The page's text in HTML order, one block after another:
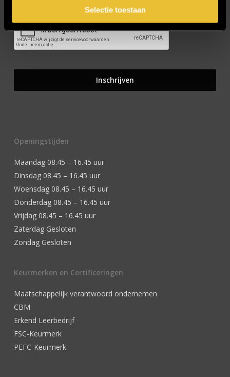
Selectie toestaan
Openingstijden
Maandag 08.45 – 16.45 uur
Dinsdag 08.45 – 16.45 uur
Woensdag 08.45 – 16.45 uur
Donderdag 08.45 – 16.45 uur
Vrijdag 08.45 – 16.45 uur
Zaterdag Gesloten
Zondag Gesloten
Keurmerken en Certificeringen
Maatschappelijk verantwoord ondernemen
CBM
Erkend Leerbedrijf
FSC-Keurmerk
PEFC-Keurmerk